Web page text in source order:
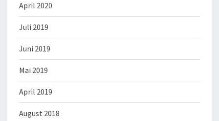
April 2020
Juli 2019
Juni 2019
Mai 2019
April 2019
August 2018